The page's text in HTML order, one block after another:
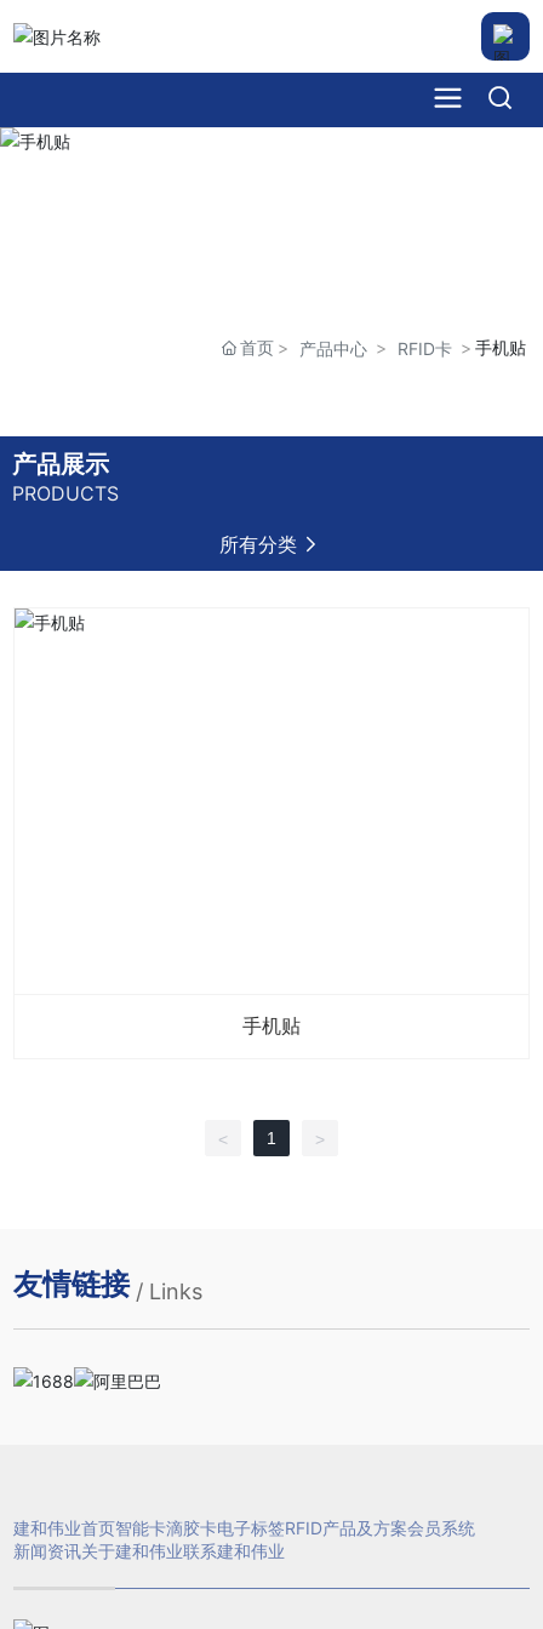
首页 产品中心 RFID卡 手机贴
产品展示
PRODUCTS
所有分类
手机贴
< 1 >
友情链接 / Links
建和伟业首页智能卡滴胶卡电子标签RFID产品及方案会员系统
新闻资讯关于建和伟业联系建和伟业